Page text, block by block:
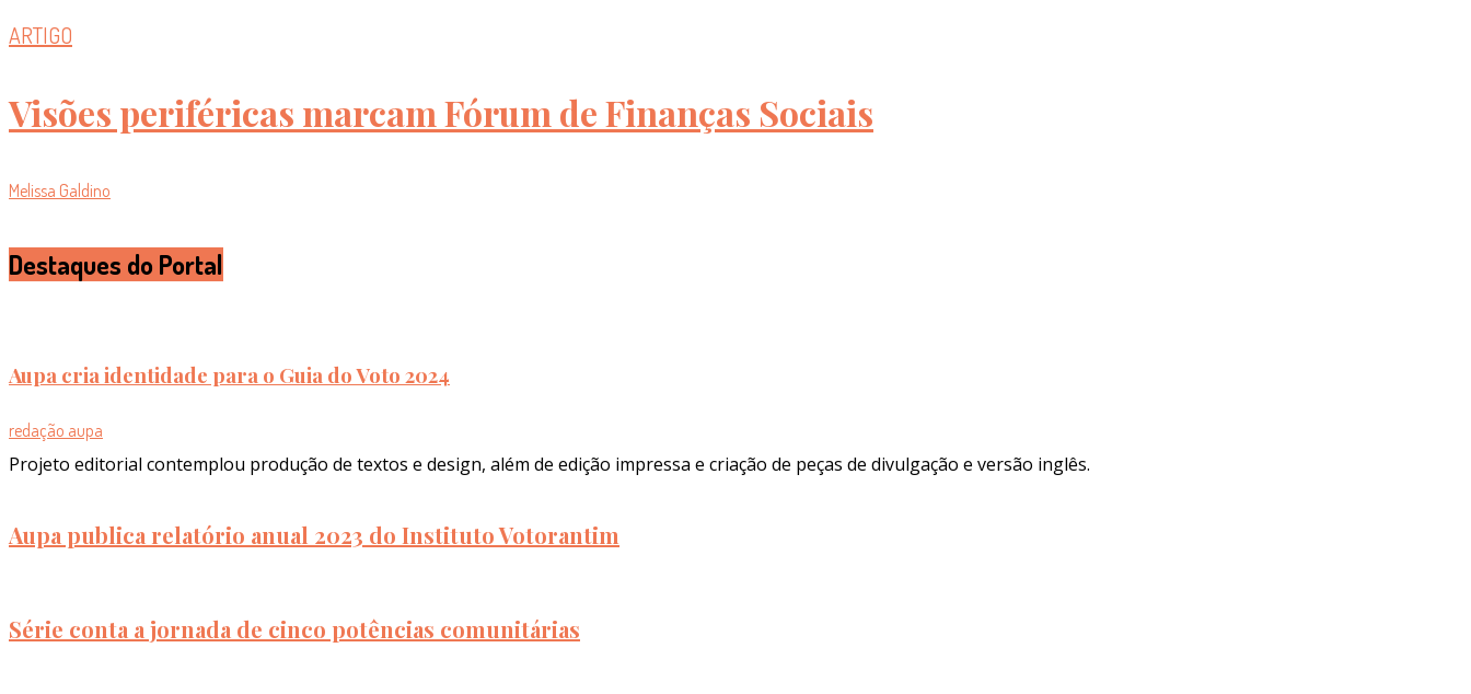
ARTIGO
Visões periféricas marcam Fórum de Finanças Sociais
Melissa Galdino
Destaques do Portal
Aupa cria identidade para o Guia do Voto 2024
redação aupa
Projeto editorial contemplou produção de textos e design, além de edição impressa e criação de peças de divulgação e versão inglês.
Aupa publica relatório anual 2023 do Instituto Votorantim
Série conta a jornada de cinco potências comunitárias